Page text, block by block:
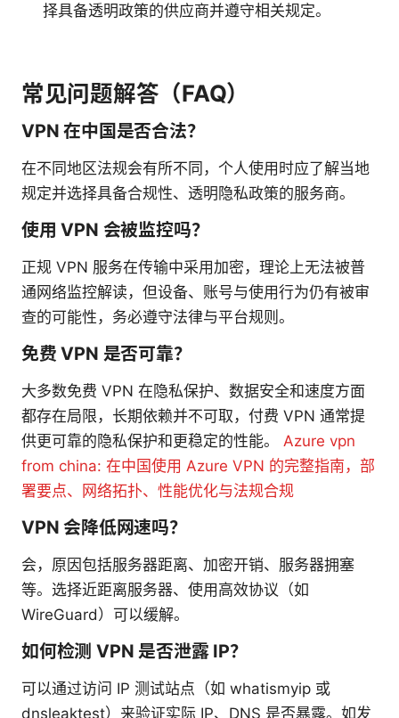
择具备透明政策的供应商并遵守相关规定。
常见问题解答（FAQ）
VPN 在中国是否合法？
在不同地区法规会有所不同，个人使用时应了解当地
规定并选择具备合规性、透明隐私政策的服务商。
使用 VPN 会被监控吗？
正规 VPN 服务在传输中采用加密，理论上无法被普
通网络监控解读，但设备、账号与使用行为仍有被审
查的可能性，务必遵守法律与平台规则。
免费 VPN 是否可靠？
大多数免费 VPN 在隐私保护、数据安全和速度方面
都存在局限，长期依赖并不可取，付费 VPN 通常提
供更可靠的隐私保护和更稳定的性能。 Azure vpn
from china: 在中国使用 Azure VPN 的完整指南，部
署要点、网络拓扑、性能优化与法规合规
VPN 会降低网速吗？
会，原因包括服务器距离、加密开销、服务器拥塞
等。选择近距离服务器、使用高效协议（如
WireGuard）可以缓解。
如何检测 VPN 是否泄露 IP？
可以通过访问 IP 测试站点（如 whatismyip 或
dnsleaktest）来验证实际 IP、DNS 是否暴露。如发